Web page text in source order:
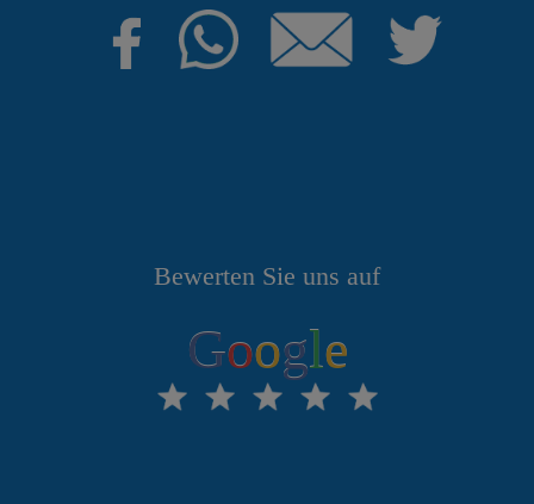
Bewerten Sie uns auf
Google